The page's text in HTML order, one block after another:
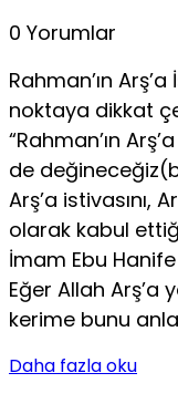
0 Yorumlar
Rahman’ın
noktaya dikkat
“Rahman’ın
de
Arş’a istivasını,
olarak kabul
İmam Ebu
Eğer Allah
kerime bunu
Daha fazla oku